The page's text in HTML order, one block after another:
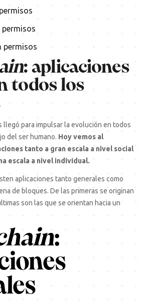
permisos
permisos
: aplicaciones
todos los
llegó para impulsar la evolución en todos
del ser humano. Hoy vemos al
tanto a gran escala a nivel social
escala a nivel individual.
aplicaciones tanto generales como
de bloques. De las primeras se originan
son las que se orientan hacia un
: